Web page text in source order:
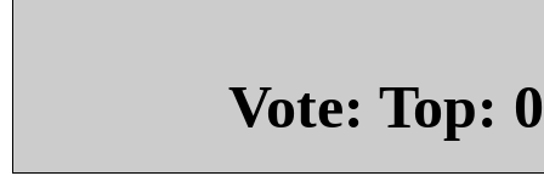
Vote: Top: 0